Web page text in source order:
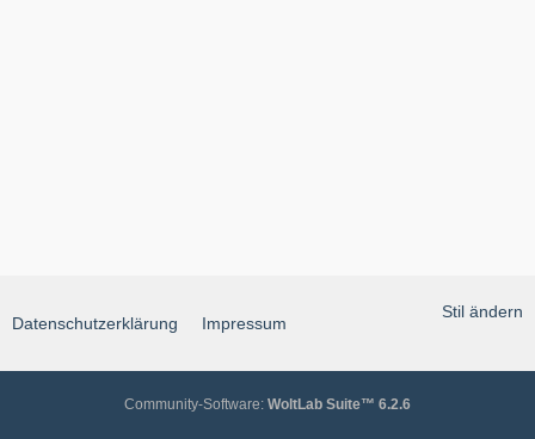
Stil ändern
Datenschutzerklärung Impressum
Community-Software: WoltLab Suite™ 6.2.6